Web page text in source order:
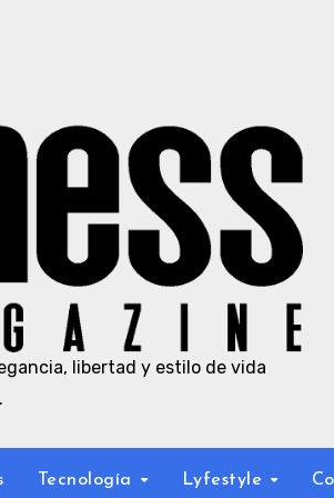
libertad y estilo de vida
Tecnología Lyfestyle